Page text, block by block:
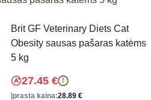
Brit GF Veterinary Diets Cat
Obesity sausas pašaras katėms
5 kg
27.45 € !
Įprasta kaina:28.89 €